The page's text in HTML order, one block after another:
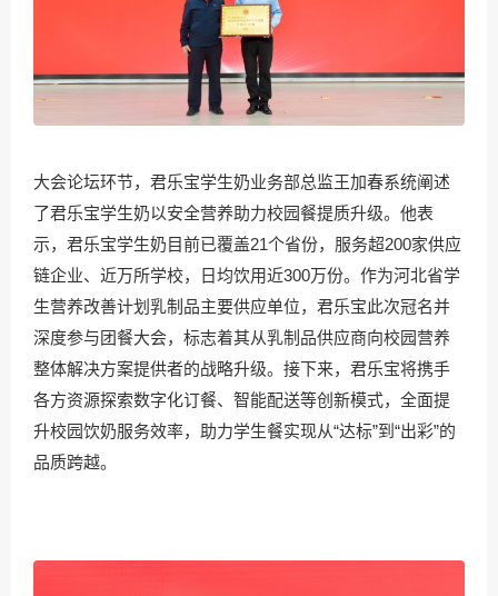
大会论坛环节，君乐宝学生奶业务部总监王加春系统阐述
了君乐宝学生奶以安全营养助力校园餐提质升级。他表
示，君乐宝学生奶目前已覆盖21个省份，服务超200家供应
链企业、近万所学校，日均饮用近300万份。作为河北省学
生营养改善计划乳制品主要供应单位，君乐宝此次冠名并
深度参与团餐大会，标志着其从乳制品供应商向校园营养
整体解决方案提供者的战略升级。接下来，君乐宝将携手
各方资源探索数字化订餐、智能配送等创新模式，全面提
升校园饮奶服务效率，助力学生餐实现从“达标”到“出彩”的
品质跨越。